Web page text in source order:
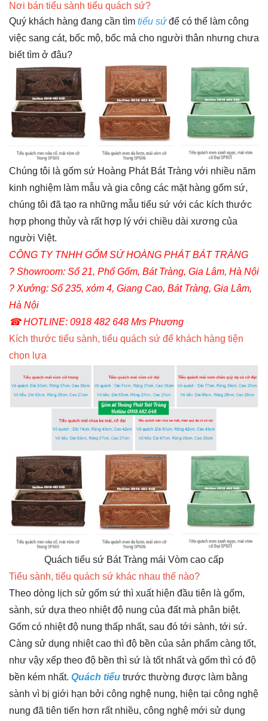
Nơi bán tiểu sành tiểu quách sứ?
Quý khách hàng đang cần tìm tiểu sứ để có thể làm công
việc sang cát, bốc mộ, bốc mả cho người thân nhưng chưa
biết tìm ở đâu?
Chúng tôi là gốm sứ Hoàng Phát Bát Tràng với nhiều năm
kinh nghiệm làm mẫu và gia công các mặt hàng gốm sứ,
chúng tôi đã tạo ra những mẫu tiểu sứ với các kích thước
hợp phong thủy và rất hợp lý với chiều dài xương của
người Việt.
CÔNG TY TNHH GỐM SỨ HOÀNG PHÁT BÁT TRÀNG
? Showroom: Số 21, Phố Gốm, Bát Tràng, Gia Lâm, Hà Nội
? Xưởng: Số 235, xóm 4, Giang Cao, Bát Tràng, Gia Lâm,
Hà Nội
☎ HOTLINE: 0918 482 648 Mrs Phương
Kích thước tiểu sành, tiểu quách sứ để khách hàng tiện
chọn lựa
Quách tiểu sứ Bát Tràng mái Vòm cao cấp
Tiểu sành, tiểu quách sứ khác nhau thế nào?
Theo dòng lịch sử gốm sứ thì xuất hiện đầu tiên là gốm,
sành, sứ dựa theo nhiệt độ nung của đất mà phân biệt.
Gốm có nhiệt độ nung thấp nhất, sau đó tới sành, tới sứ.
Càng sử dụng nhiệt cao thì độ bền của sản phẩm càng tốt,
như vậy xếp theo độ bền thì sứ là tốt nhất và gốm thì có độ
bền kém nhất. Quách tiểu trước thường được làm bằng
sành vì bị giới hạn bởi công nghệ nung, hiện tại công nghệ
nung đã tiên tiến hơn rất nhiều, công nghệ mới sử dụng